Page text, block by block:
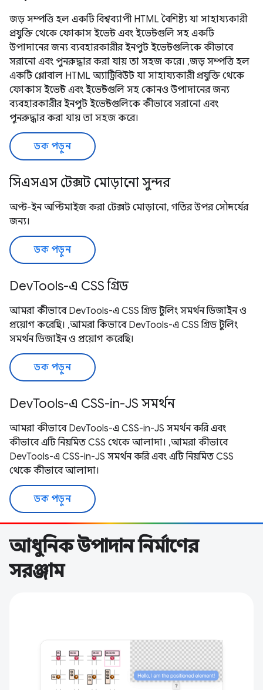
জড় সম্পত্তি হল একটি বিশ্বব্যাপী HTML বৈশিষ্ট্য যা সাহায্যকারী
প্রযুক্তি থেকে ফোকাস ইভেন্ট এবং ইভেন্টগুলি সহ একটি
উপাদানের জন্য ব্যবহারকারীর ইনপুট ইভেন্টগুলিকে কীভাবে
সরানো এবং পুনরুদ্ধার করা যায় তা সহজ করে। ,জড় সম্পত্তি হল
একটি গ্লোবাল HTML অ্যাট্রিবিউট যা সাহায্যকারী প্রযুক্তি থেকে
ফোকাস ইভেন্ট এবং ইভেন্টগুলি সহ কোনও উপাদানের জন্য
ব্যবহারকারীর ইনপুট ইভেন্টগুলিকে কীভাবে সরানো এবং
পুনরুদ্ধার করা যায় তা সহজ করে।
ডক পড়ুন
সিএসএস টেক্সট মোড়ানো সুন্দর
অপ্ট-ইন অপ্টিমাইজ করা টেক্সট মোড়ানো, গতির উপর সৌন্দর্যের
জন্য।
ডক পড়ুন
DevTools-এ CSS গ্রিড
আমরা কীভাবে DevTools-এ CSS গ্রিড টুলিং সমর্থন ডিজাইন ও
প্রয়োগ করেছি। ,আমরা কিভাবে DevTools-এ CSS গ্রিড টুলিং
সমর্থন ডিজাইন ও প্রয়োগ করেছি।
ডক পড়ুন
DevTools-এ CSS-in-JS সমর্থন
আমরা কীভাবে DevTools-এ CSS-in-JS সমর্থন করি এবং
কীভাবে এটি নিয়মিত CSS থেকে আলাদা। ,আমরা কীভাবে
DevTools-এ CSS-in-JS সমর্থন করি এবং এটি নিয়মিত CSS
থেকে কীভাবে আলাদা।
ডক পড়ুন
আধুনিক উপাদান নির্মাণের
সরঞ্জাম